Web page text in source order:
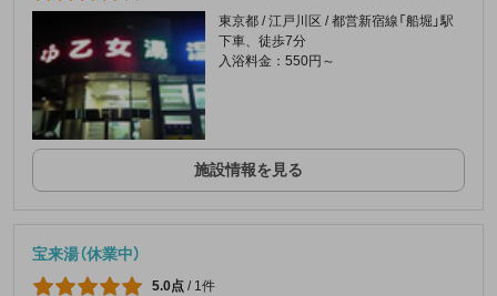
東京都 / 江戸川区 / 都営新宿線「船堀」駅
下車、徒歩7分
入浴料金：550円～
施設情報を見る
宝来湯（休業中）
5.0点 / 1件